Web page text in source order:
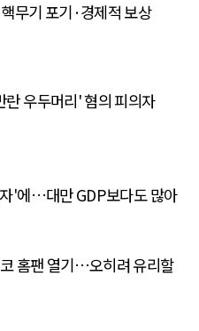
무기 포기·경제적 보상
우두머리' 혐의 피의자
'에…대만 GDP보다도 많아
홈팬 열기…오히려 유리할